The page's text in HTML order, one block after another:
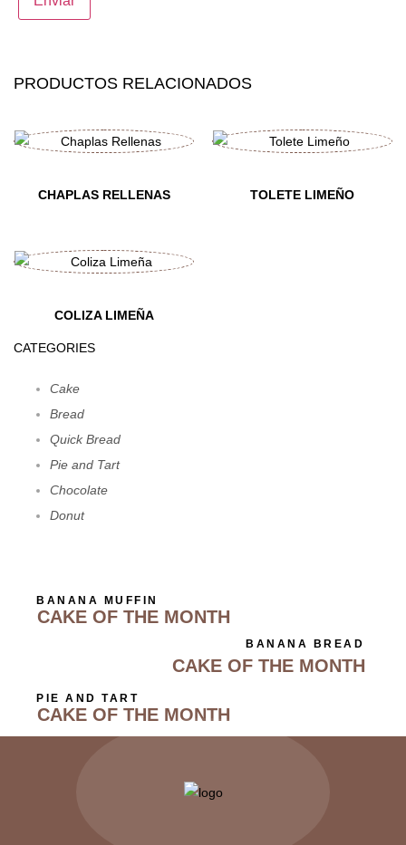
PRODUCTOS RELACIONADOS
CHAPLAS RELLENAS TOLETE LIMEÑO
COLIZA LIMEÑA
CATEGORIES
Cake
Bread
Quick Bread
Pie and Tart
Chocolate
Donut
BANANA MUFFIN
CAKE OF THE MONTH
BANANA BREAD
CAKE OF THE MONTH
PIE AND TART
CAKE OF THE MONTH